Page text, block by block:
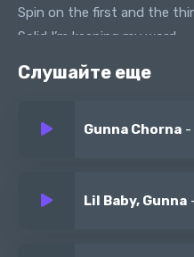
Spin on the first and the
Solid I’m keeping my word
Can’t be my equal I don’t
Crank up the foreign I swerve
Слушайте еще
Gunna Chorna -
Lil Baby, Gunna